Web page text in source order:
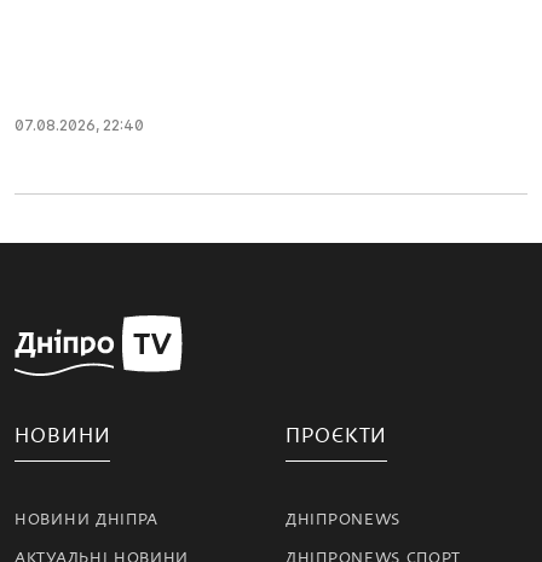
07.08.2026, 22:40
НОВИНИ
НОВИНИ ДНІПРА
АКТУАЛЬНІ НОВИНИ
ПРОЄКТИ
ДНІПРОNEWS
ДНІПРОNEWS СПОРТ